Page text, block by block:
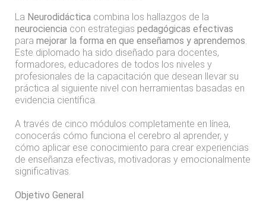
La Neurodidáctica combina los hallazgos de la
neurociencia con estrategias pedagógicas efectivas
para mejorar la forma en que enseñamos y aprendemos
Este diplomado ha sido diseñado para docentes,
formadores, educadores de todos los niveles y
profesionales de la capacitación que desean llevar su
práctica al siguiente nivel con herramientas basadas en
evidencia científica.
A través de cinco módulos completamente en línea,
conocerás cómo funciona el cerebro al aprender, y
cómo aplicar ese conocimiento para crear experiencias
de enseñanza efectivas, motivadoras y emocionalmente
significativas.
Objetivo General